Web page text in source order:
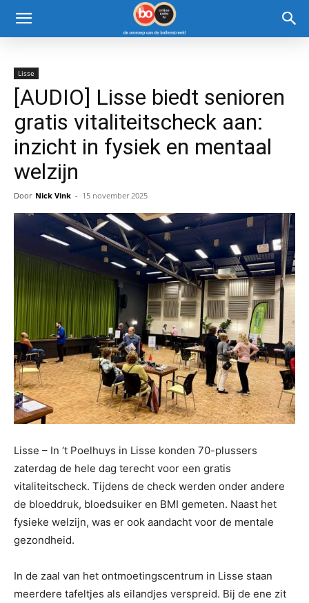
Lisse
[AUDIO] Lisse biedt senioren
gratis vitaliteitscheck aan:
inzicht in fysiek en mentaal
welzijn
Door Nick Vink - 15 november 2025
Lisse – In ‘t Poelhuys in Lisse konden 70-plussers
zaterdag de hele dag terecht voor een gratis
vitaliteitscheck. Tijdens de check werden onder andere
de bloeddruk, bloedsuiker en BMI gemeten. Naast het
fysieke welzijn, was er ook aandacht voor de mentale
gezondheid.
In de zaal van het ontmoetingscentrum in Lisse staan
meerdere tafeltjes als eilandjes verspreid. Bij de ene zit